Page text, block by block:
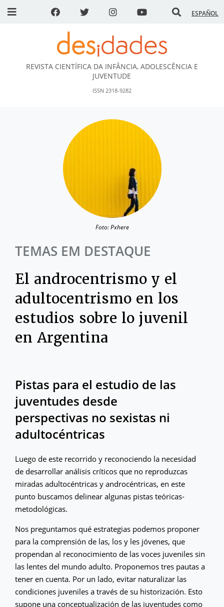
ESPAÑOL
DESidades
REVISTA CIENTÍFICA DA INFÂNCIA, ADOLESCÊNCIA E
JUVENTUDE
ISSN 2318-9282
Foto: Pxhere
TEMAS EM DESTAQUE
El androcentrismo y el
adultocentrismo en los
estudios sobre lo juvenil
en Argentina
Pistas para el estudio de las
juventudes desde
perspectivas no sexistas ni
adultocéntricas
Luego de este recorrido y reconociendo la necesidad
de desarrollar análisis críticos que no reproduzcas
miradas adultocéntricas y androcéntricas, en este
punto buscamos delinear algunas pistas teóricas-
metodológicas.
Nos preguntamos qué estrategias podemos proponer
para la comprensión de las, los y les jóvenes, que
propendan al reconocimiento de las voces juveniles sin
las lentes del mundo adulto. Proponemos tres pautas a
tener en cuenta. Por un lado, evitar naturalizar las
condiciones juveniles a través de su historización. Esto
supone una conceptualización de las juventudes como